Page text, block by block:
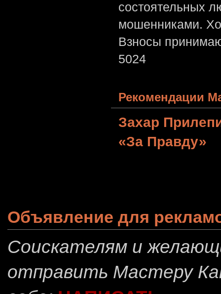
состоятельных
мошенниками.
Взносы
5024
Рекомендации
Захар
«За Правду»
Объявление для
Соискателям и
отправить Мастеру